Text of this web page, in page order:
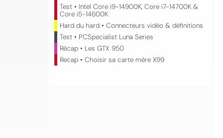
Test • Intel Core i9-14900K, Core i7-14700K &
Core i5-14600K
Hard du hard • Connecteurs vidéo & définitions
Test • PCSpecialist Luna Series
Récap • Les GTX 950
Recap • Choisir sa carte mère X99